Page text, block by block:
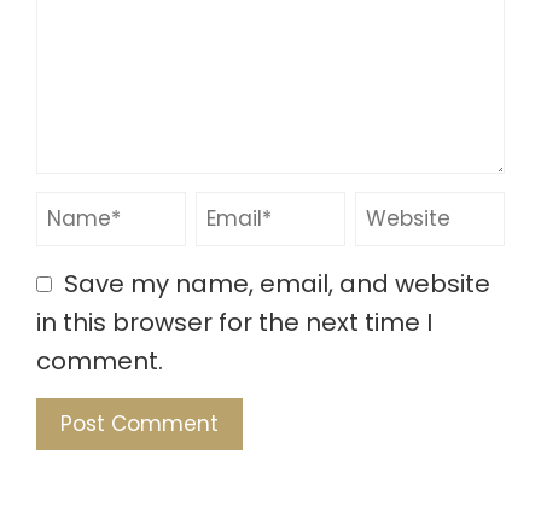
Save my name, email, and website
in this browser for the next time I
comment.